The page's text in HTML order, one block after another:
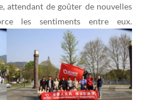
attendant de goûter de nouvelles
les sentiments entre eux.